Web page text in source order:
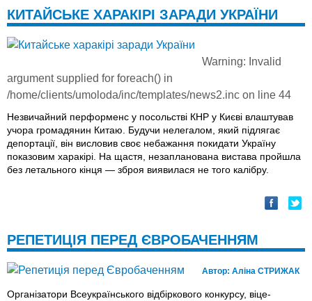
КИТАЙСЬКЕ ХАРАКІРІ ЗАРАДИ УКРАЇНИ
Warning: Invalid
argument supplied for foreach() in
/home/clients/umoloda/inc/templates/news2.inc on line 44
Незвичайний перформенс у посольстві КНР у Києві влаштував
учора громадянин Китаю. Будучи нелегалом, який підлягає
депортації, він висловив своє небажання покидати Україну
показовим харакірі. На щастя, незапланована вистава пройшла
без летального кінця — зброя виявилася не того калібру.
РЕПЕТИЦІЯ ПЕРЕД ЄВРОБАЧЕННЯМ
Автор: Аліна СТРИЖАК
Організатори Всеукраїнського відбіркового конкурсу, віце-